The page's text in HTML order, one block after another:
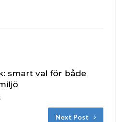
smart val för både
Next Post